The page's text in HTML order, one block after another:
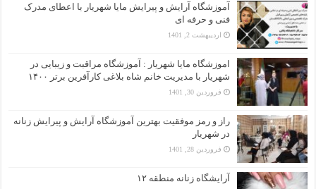
آموزشگاه آرایش و پیرایش مایا شهریار با اعطای مدرک
فنی و حرفه ای
اردیبهشت 2, 1401
اموزشگاه مایا شهریار : آموزشگاه مراقبت و زیبایی در
شهریار با مدیریت خانم شاه بلاغی کارآفرین برتر ۱۴۰۰
فروردین 30, 1401
راز و رمز موفقیت بهترین آموزشگاه آرایش و پیرایش زنانه
در شهریار
فروردین 28, 1401
آرایشگاه زنانه منطقه ۱۲